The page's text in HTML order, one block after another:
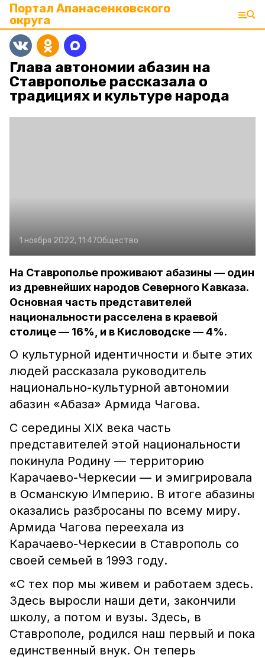
Портал Апанасенковского
округа
Глава автономии абазин на
Ставрополье рассказала о
традициях и культуре народа
1 ноября 2022, 11:47Общество
На Ставрополье проживают абазины — один
из древнейших народов Северного Кавказа.
Основная часть представителей
национальности расселена в краевой
столице — 16%, и в Кисловодске — 4%.
О культурной идентичности и быте этих
людей рассказала руководитель
национально-культурной автономии
абазин «Абаза» Армида Чагова.
С середины XIX века часть
представителей этой национальности
покинула Родину — территорию
Карачаево-Черкесии — и эмигрировала
в Османскую Империю. В итоге абазины
оказались разбросаны по всему миру.
Армида Чагова переехала из
Карачаево-Черкесии в Ставрополь со
своей семьей в 1993 году.
«С тех пор мы живем и работаем здесь.
Здесь выросли наши дети, закончили
школу, а потом и вузы. Здесь, в
Ставрополе, родился наш первый и пока
единственный внук. Он теперь